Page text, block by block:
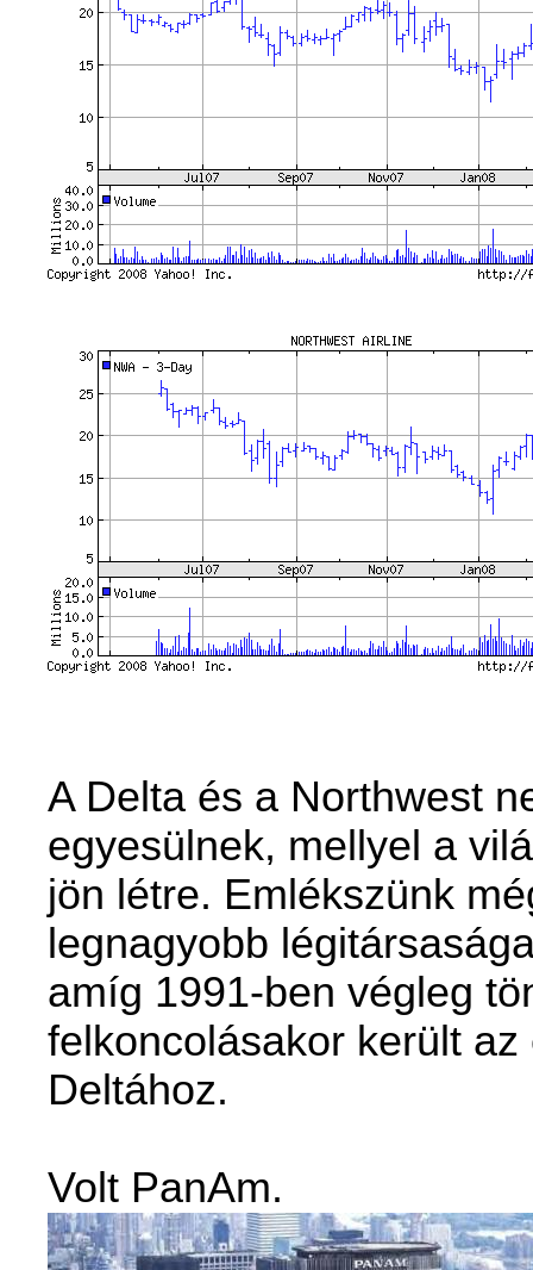
A Delta és a Northwest
egyesülnek, mellyel a
jön létre. Emlékszünk
legnagyobb
amíg 1991-ben végleg
felkoncolásakor került
Deltához.
Volt PanAm.